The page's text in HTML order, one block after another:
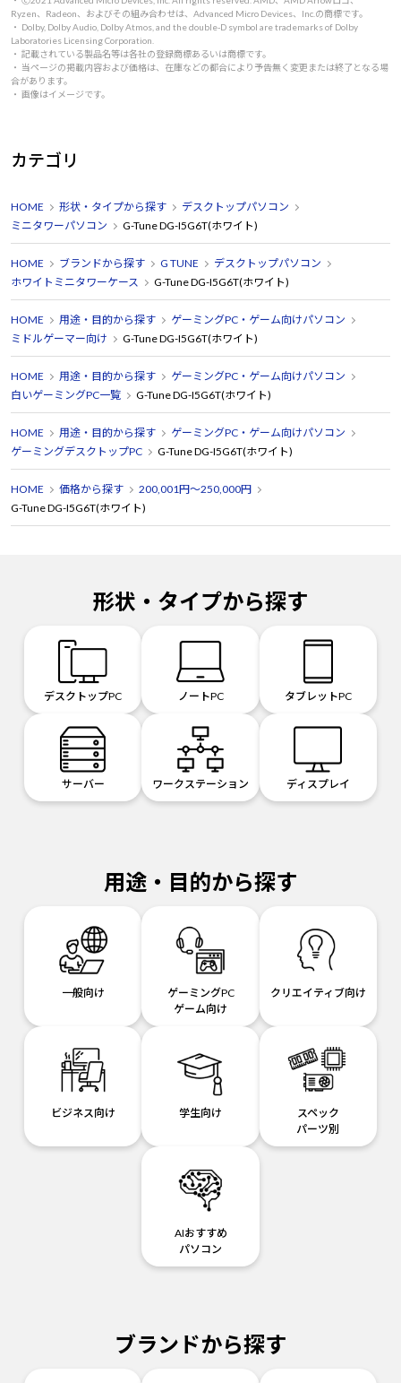
Ryzen、Radeon、およびその組み合わせは、Advanced Micro Devices、Inc.の商標です。
・ Dolby, Dolby Audio, Dolby Atmos, and the double-D symbol are trademarks of Dolby
Laboratories Licensing Corporation.
・ 記載されている製品名等は各社の登録商標あるいは商標です。
・ 当ページの掲載内容および価格は、在庫などの都合により予告無く変更または終了となる場
合があります。
・ 画像はイメージです。
カテゴリ
HOME 形状・タイプから探す
デスクトップパソコン
ミニタワーパソコン
G-Tune DG-I5G6T(ホワイト)
HOME ブランドから探す G TUNE
デスクトップパソコン
ホワイトミニタワーケース
G-Tune DG-I5G6T(ホワイト)
HOME 用途・目的から探す
ゲーミングPC・ゲーム向けパソコン
ミドルゲーマー向け
G-Tune DG-I5G6T(ホワイト)
HOME 用途・目的から探す
ゲーミングPC・ゲーム向けパソコン
白いゲーミングPC一覧
G-Tune DG-I5G6T(ホワイト)
HOME 用途・目的から探す
ゲーミングPC・ゲーム向けパソコン
ゲーミングデスクトップPC
G-Tune DG-I5G6T(ホワイト)
HOME 価格から探す
200,001円～250,000円
G-Tune DG-I5G6T(ホワイト)
形状・タイプから探す
デスクトップPC ノートPC タブレットPC
サーバー ワークステーション ディスプレイ
用途・目的から探す
一般向け
ゲーミングPC
ゲーム向け
クリエイティブ向け
ビジネス向け 学生向け
スペック
パーツ別
AIおすすめ
パソコン
ブランドから探す